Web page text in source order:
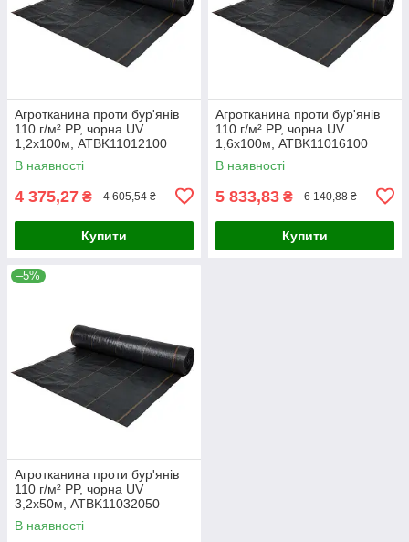
Агротканина проти бур'янів
110 г/м² PP, чорна UV
1,2х100м, ATBK11012100
В наявності
4 375,27 ₴ 4 605,54 ₴
Купити
Агротканина проти бур'янів
110 г/м² PP, чорна UV
1,6х100м, ATBK11016100
В наявності
5 833,83 ₴ 6 140,88 ₴
Купити
–5%
Агротканина проти бур'янів
110 г/м² PP, чорна UV
3,2х50м, ATBK11032050
В наявності